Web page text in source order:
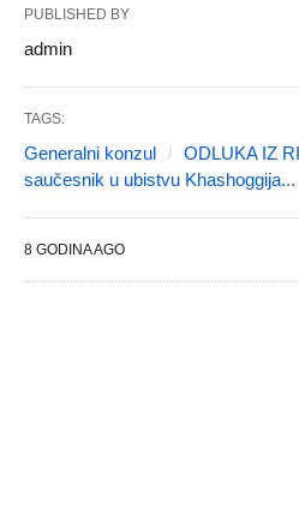
PUBLISHED BY
admin
TAGS:
Generalni konzul
ODLUKA IZ
saučesnik u ubistvu Khashoggija...
8 GODINA AGO